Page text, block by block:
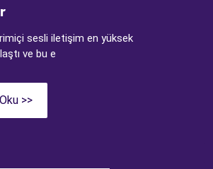
sesli iletişim en yüksek
ve bu e
>>